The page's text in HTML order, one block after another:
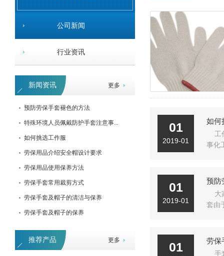
公司新闻
行业资讯
更多
新闻资讯
预防劳保手套褪色的方法
特殊环境人员佩戴防护手套注意事...
如何挑选工作服
劳保用品介绍安全帽设计要求
劳保用品使用保养方法
劳保手套常用裁剪方式
劳保手套及帽子的清洁与保养
劳保手套及帽子的保养
更多
推荐产品
3M护目镜
01
2019-01
如何
工
事化
01
2019-01
预防
大
套由
01 劳保
手